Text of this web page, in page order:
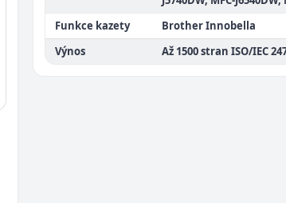
Funkce kazety
Brother Innobella
Výnos
Až 1500 stran ISO/IEC